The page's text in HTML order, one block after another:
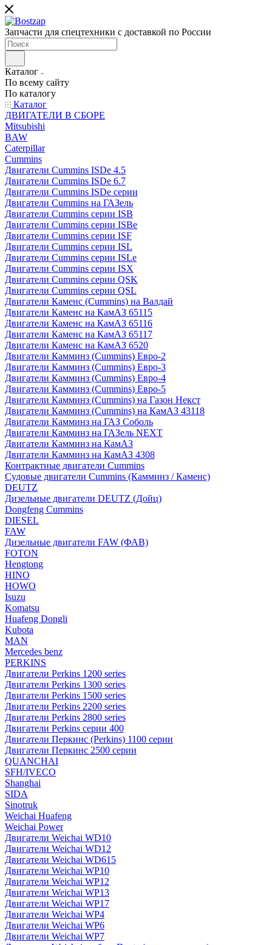
Запчасти для спецтехники с доставкой по России
Каталог
По всему сайту
По каталогу
Каталог
ДВИГАТЕЛИ В СБОРЕ
Mitsubishi
BAW
Caterpillar
Cummins
Двигатели Cummins ISDe 4.5
Двигатели Cummins ISDe 6.7
Двигатели Cummins ISDe серии
Двигатели Cummins на ГАЗель
Двигатели Cummins серии ISB
Двигатели Cummins серии ISBe
Двигатели Cummins серии ISF
Двигатели Cummins серии ISL
Двигатели Cummins серии ISLe
Двигатели Cummins серии ISX
Двигатели Cummins серии QSK
Двигатели Cummins серии QSL
Двигатели Каменс (Cummins) на Валдай
Двигатели Каменс на КамАЗ 65115
Двигатели Каменс на КамАЗ 65116
Двигатели Каменс на КамАЗ 65117
Двигатели Каменс на КамАЗ 6520
Двигатели Камминз (Cummins) Евро-2
Двигатели Камминз (Cummins) Евро-3
Двигатели Камминз (Cummins) Евро-4
Двигатели Камминз (Cummins) Евро-5
Двигатели Камминз (Cummins) на Газон Некст
Двигатели Камминз (Cummins) на КамАЗ 43118
Двигатели Камминз на ГАЗ Соболь
Двигатели Камминз на ГАЗель NEXT
Двигатели Камминз на КамАЗ
Двигатели Камминз на КамАЗ 4308
Контрактные двигатели Cummins
Судовые двигатели Cummins (Камминз / Каменс)
DEUTZ
Дизельные двигатели DEUTZ (Дойц)
Dongfeng Cummins
DIESEL
FAW
Дизельные двигатели FAW (ФАВ)
FOTON
Hengtong
HINO
HOWO
Isuzu
Komatsu
Huafeng Dongli
Kubota
MAN
Mercedes benz
PERKINS
Двигатели Perkins 1200 series
Двигатели Perkins 1300 series
Двигатели Perkins 1500 series
Двигатели Perkins 2200 series
Двигатели Perkins 2800 series
Двигатели Perkins серии 400
Двигатели Перкинс (Perkins) 1100 серии
Двигатели Перкинс 2500 серии
QUANCHAI
SFH/IVECO
Shanghai
SIDA
Sinotruk
Weichai Huafeng
Weichai Power
Двигатели Weichai WD10
Двигатели Weichai WD12
Двигатели Weichai WD615
Двигатели Weichai WP10
Двигатели Weichai WP12
Двигатели Weichai WP13
Двигатели Weichai WP17
Двигатели Weichai WP4
Двигатели Weichai WP6
Двигатели Weichai WP7